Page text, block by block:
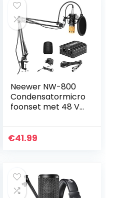
Neewer NW-800
Condensatormicro
foonset met 48 V
standaard met
€41.99